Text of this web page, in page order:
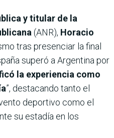
y titular de la
(ANR), Horacio
tras presenciar la final
superó a Argentina por
la experiencia como
”, destacando tanto el
deportivo como el
su estadía en los